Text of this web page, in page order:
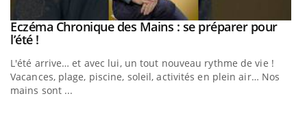
Youtube
Eczéma Chronique des Mains : se préparer pour
l’été !Youtube
L'été arrive… et avec lui, un tout nouveau rythme de vie !
Vacances, plage, piscine, soleil, activités en plein air… Nos
mains sont ...